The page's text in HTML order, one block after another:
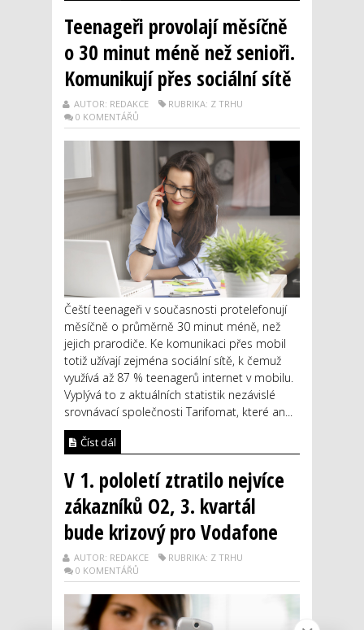
Teenageři provolají měsíčně
o 30 minut méně než senioři.
Komunikují přes sociální sítě
AUTOR: REDAKCE
RUBRIKA: Z TRHU
0 KOMENTÁŘŮ
Čeští teenageři v současnosti protelefonují
měsíčně o průměrně 30 minut méně, než
jejich prarodiče. Ke komunikaci přes mobil
totiž užívají zejména sociální sítě, k čemuž
využívá až 87 % teenagerů internet v mobilu.
Vyplývá to z aktuálních statistik nezávislé
srovnávací společnosti Tarifomat, které an...
Číst dál
V 1. pololetí ztratilo nejvíce
zákazníků O2, 3. kvartál
bude krizový pro Vodafone
AUTOR: REDAKCE
RUBRIKA: Z TRHU
0 KOMENTÁŘŮ